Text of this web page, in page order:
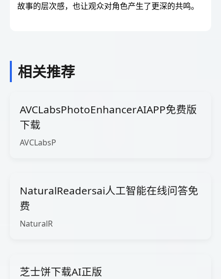
故事的层次感，也让观众对角色产生了更深的共鸣。
相关推荐
AVCLabsPhotoEnhancerAIAPP免费版
下载
AVCLabsP
NaturalReadersai人工智能在线问答免
费
NaturalR
芝士饼下载AI正版